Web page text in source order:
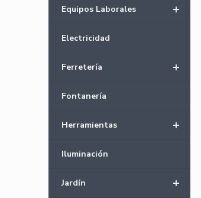
+
Equipos Laborales
Electricidad
+
Ferretería
Fontanería
+
Herramientas
Iluminación
+
Jardín